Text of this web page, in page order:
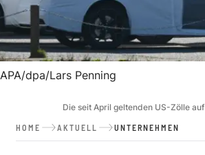
APA/dpa/Lars Penning
Die seit April geltenden US-Zölle
HOME AKTUELL UNTERNEHMEN